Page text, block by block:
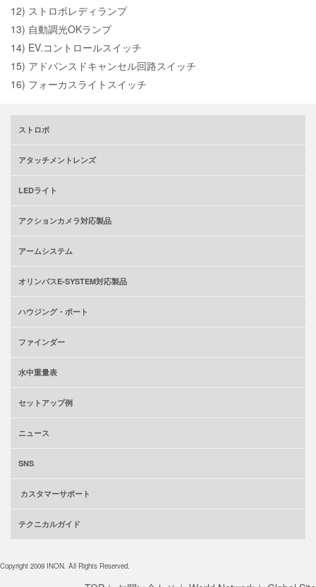
12) ストロボレディランプ
13) 自動調光OKランプ
14) EV.コントロールスイッチ
15) アドバンスドキャンセル回路スイッチ
16) フォーカスライトスイッチ
ストロボ
アタッチメントレンズ
LEDライト
アクションカメラ対応製品
アームシステム
オリンパスE-SYSTEM対応製品
ハウジング・ポート
ファインダー
水中重量表
セットアップ例
ニュース
SNS
カスタマーサポート
テクニカルガイド
Copyright 2009 INON. All Rights Reserved.